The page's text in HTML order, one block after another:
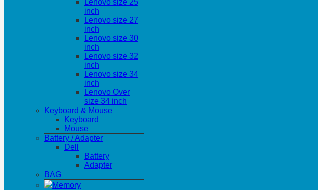
Lenovo size 25
inch
Lenovo size 27
inch
Lenovo size 30
inch
Lenovo size 32
inch
Lenovo size 34
inch
Lenovo Over
size 34 inch
Keyboard & Mouse
Keyboard
Mouse
Battery / Adapter
Dell
Battery
Adapter
BAG
Memory